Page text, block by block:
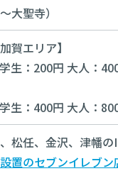
大聖寺）
賀エリア】
生：200円 大人：
生：400円 大人：
松任、金沢、津幡
置のセブンイレブン